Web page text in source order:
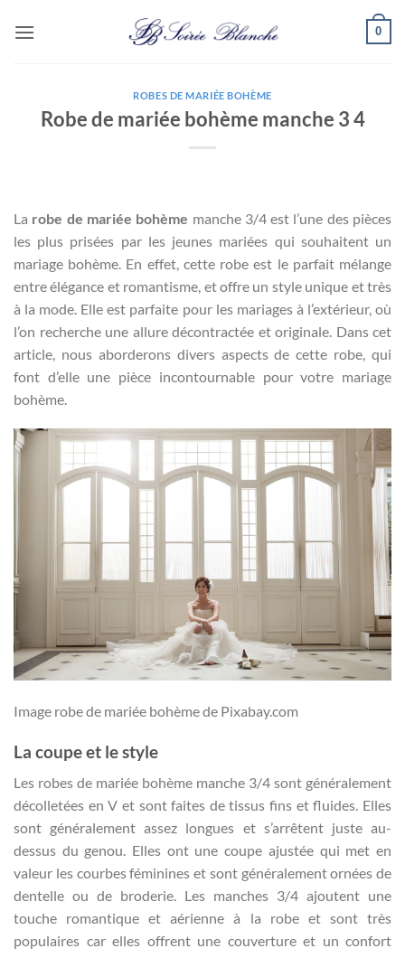
0
ROBES DE MARIÉE BOHÈME
Robe de mariée bohème manche 3 4
La robe de mariée bohème manche 3/4 est l’une des pièces
les plus prisées par les jeunes mariées qui souhaitent un
mariage bohème. En effet, cette robe est le parfait mélange
entre élégance et romantisme, et offre un style unique et très
à la mode. Elle est parfaite pour les mariages à l’extérieur, où
l’on recherche une allure décontractée et originale. Dans cet
article, nous aborderons divers aspects de cette robe, qui
font d’elle une pièce incontournable pour votre mariage
bohème.
Image robe de mariée bohème de Pixabay.com
La coupe et le style
Les robes de mariée bohème manche 3/4 sont généralement
décolletées en V et sont faites de tissus fins et fluides. Elles
sont généralement assez longues et s’arrêtent juste au-
dessus du genou. Elles ont une coupe ajustée qui met en
valeur les courbes féminines et sont généralement ornées de
dentelle ou de broderie. Les manches 3/4 ajoutent une
touche romantique et aérienne à la robe et sont très
populaires car elles offrent une couverture et un confort